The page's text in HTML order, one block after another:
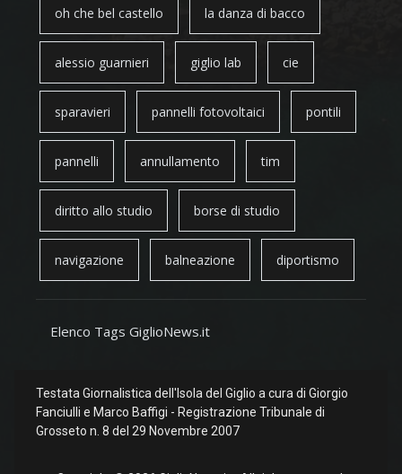
oh che bel castello la danza di bacco
alessio guarnieri giglio lab cie
sparavieri pannelli fotovoltaici pontili
pannelli annullamento tim
diritto allo studio borse di studio
navigazione balneazione diportismo
Elenco Tags GiglioNews.it
Testata Giornalistica dell'Isola del Giglio a cura di Giorgio
Fanciulli e Marco Baffigi - Registrazione Tribunale di
Grosseto n. 8 del 29 Novembre 2007